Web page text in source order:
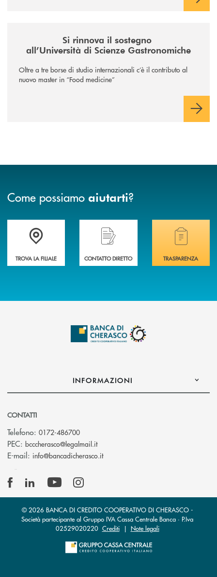
Si rinnova il sostegno
all’Università di Scienze Gastronomiche
Oltre a tre borse di studio internazionali c’è il contributo al
nuovo master in “Food medicine”
Come possiamo aiutarti?
Accedi all' elenco completo delle filiali .
TROVA LA FILIALE
Hai bisogno di assistenza immediata?
CONTATTO DIRETTO
Hai bisogno di
TRASPARENZA
INFORMAZIONI
CONTATTI
Telefono: 0172-486700
PEC: bcccherasco@legalmail.it(si apre l’app di posta elettronica)
E-mail: info@bancadicherasco.it(si apre l’app di posta elettronica)
© 2026 BANCA DI CREDITO COOPERATIVO DI CHERASCO -
Società partecipante al Gruppo IVA Cassa Centrale Banca · P.Iva
02529020220 Crediti| Note legali